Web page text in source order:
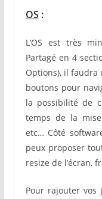
OS :
L’OS est très
Partagé en 4
Options), il
boutons pour
la possibilité de
temps de la
etc… Côté
peux proposer
resize de l’écran,
Pour rajouter vos